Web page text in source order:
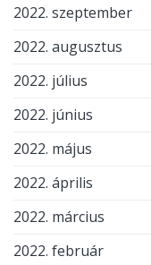
2022. szeptember
2022. augusztus
2022. július
2022. június
2022. május
2022. április
2022. március
2022. február